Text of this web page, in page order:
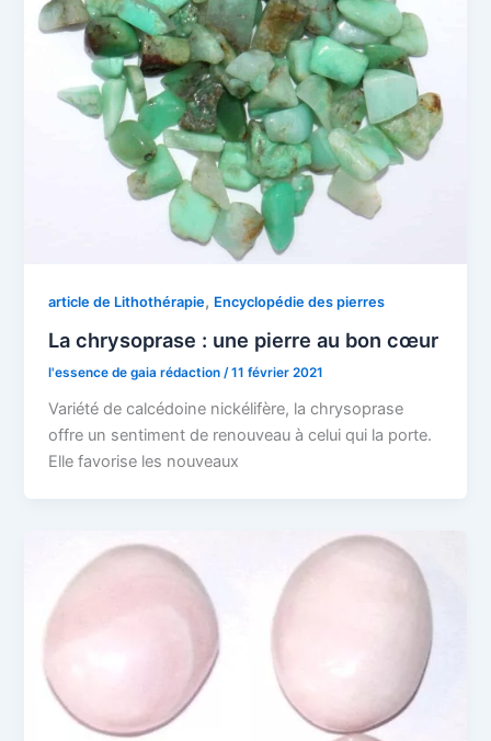
article de Lithothérapie, Encyclopédie des pierres
La chrysoprase : une pierre au bon cœur
l'essence de gaia rédaction/11 février 2021
Variété de calcédoine nickélifère, la chrysoprase
offre un sentiment de renouveau à celui qui la porte.
Elle favorise les nouveaux